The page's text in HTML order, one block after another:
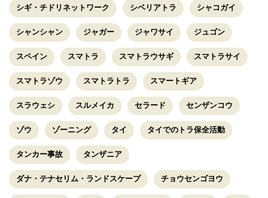
シギ・チドリネットワーク シベリアトラ シャコガイ
シャンシャン ジャガー ジャワサイ ジュゴン
スペイン スマトラ スマトラウサギ スマトラサイ
スマトラゾウ スマトラトラ スマートギア
スラウェシ スルメイカ セラード センザンコウ
ゾウ ゾーニング タイ タイでのトラ保全活動
タンカー事故 タンザニア
ダナ・テナセリム・ランドスケープ チョウセンゴヨウ